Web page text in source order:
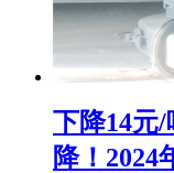
下降14元
降！2024